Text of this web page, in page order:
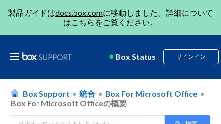
製品ガイドはdocs.box.comに移動しました。詳細について
はこちら をご覧ください。
Box Status サインイン
Box Support 統合
Box For Microsoft Office
Box For Microsoft Officeの概要